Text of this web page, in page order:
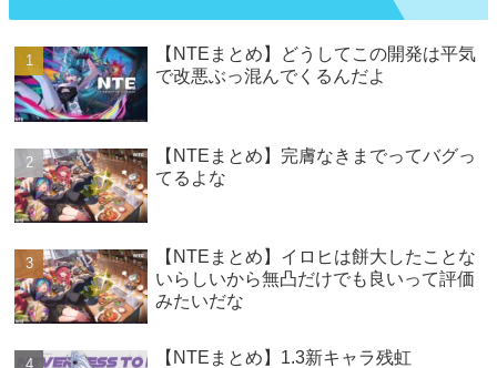
【NTEまとめ】どうしてこの開発は平気
で改悪ぶっ混んでくるんだよ
【NTEまとめ】完膚なきまでってバグっ
てるよな
【NTEまとめ】イロヒは餅大したことな
いらしいから無凸だけでも良いって評価
みたいだな
【NTEまとめ】1.3新キャラ残虹